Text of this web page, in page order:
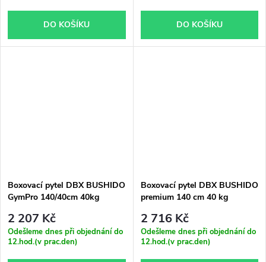
DO KOŠÍKU DO KOŠÍKU
Boxovací pytel DBX BUSHIDO
GymPro 140/40cm 40kg
2 207 Kč
Odešleme dnes při objednání do
12.hod.(v prac.den)
Boxovací pytel DBX BUSHIDO
premium 140 cm 40 kg
2 716 Kč
Odešleme dnes při objednání do
12.hod.(v prac.den)